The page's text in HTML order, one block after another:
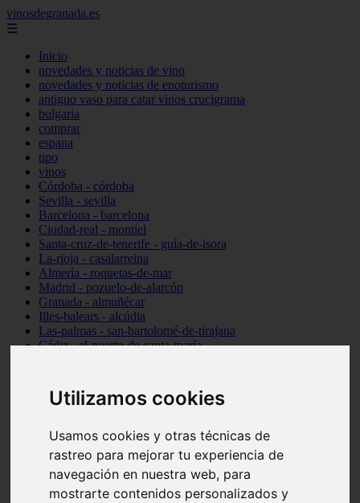
Utilizamos cookies
Usamos cookies y otras técnicas de
rastreo para mejorar tu experiencia de
navegación en nuestra web, para
mostrarte contenidos personalizados y
vinosdegranada.es
☰
Inicio
novedades y noticias de vino
novedades y noticias de enoturismo
antiguo vaso para catar vinos crucigrama
bulgaria
comprar
espana
tipo
vinos
Córdoba - córdoba
Sevilla - sevilla
Barcelona - barcelona
Ciudad-real - montiel
Santa-cruz-de-tenerife - guía-de-isora
La-rioja - casalarreina
Almería - roquetas-de-mar
Madrid - pozuelo-de-alarcón
Granada - almuñécar
Illes-balears - alcúdia
Las-palmas - san-bartolomé-de-tirajana
Cádiz - el-puerto-de-santa-maría
Santa-cruz-de-tenerife - los-llanos-de-aridane
Cantabria - suances
Granada - monachil
Huesca - isábena
Huesca - alquézar
Huesca - castejón-de-sos